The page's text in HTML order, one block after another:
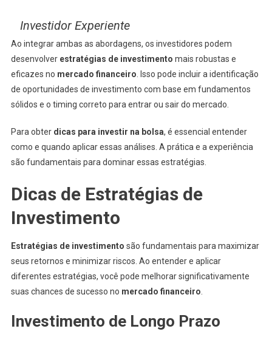
Investidor Experiente
Ao integrar ambas as abordagens, os investidores podem
desenvolver estratégias de investimento mais robustas e
eficazes no mercado financeiro . Isso pode incluir a identificação
de oportunidades de investimento com base em fundamentos
sólidos e o timing correto para entrar ou sair do mercado.
Para obter dicas para investir na bolsa, é essencial entender
como e quando aplicar essas análises. A prática e a experiência
são fundamentais para dominar essas estratégias.
Dicas de Estratégias de
Investimento
Estratégias de investimento são fundamentais para maximizar
seus retornos e minimizar riscos. Ao entender e aplicar
diferentes estratégias, você pode melhorar significativamente
suas chances de sucesso no mercado financeiro
Investimento de Longo Prazo